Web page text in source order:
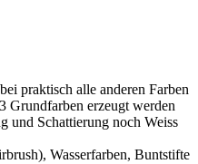
praktisch alle anderen Farben
Grundfarben erzeugt werden
und Schattierung noch Weiss
Wasserfarben, Buntstifte